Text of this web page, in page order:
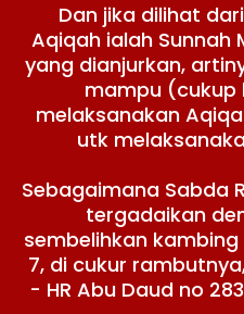
Dan jika dilihat
Aqiqah ialah Sunnah
yang dianjurkan,
mampu
melaksanakan
utk
Sebagaimana Sabda
tergadaikan
sembelihkan
7, di cukur
- HR Abu Daud no